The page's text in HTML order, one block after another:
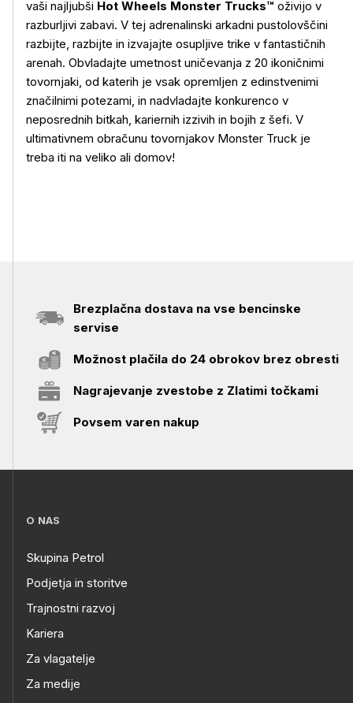
Več o izdelku
vaši najljubši Hot Wheels Monster Trucks™ oživijo v
razburljivi zabavi. V tej adrenalinski arkadni pustolovščini
razbijte, razbijte in izvajajte osupljive trike v fantastičnih
arenah. Obvladajte umetnost uničevanja z 20 ikoničnimi
tovornjaki, od katerih je vsak opremljen z edinstvenimi
značilnimi potezami, in nadvladajte konkurenco v
neposrednih bitkah, kariernih izzivih in bojih z šefi. V
ultimativnem obračunu tovornjakov Monster Truck je
treba iti na veliko ali domov!
Brezplačna dostava na vse bencinske
servise
Možnost plačila do 24 obrokov brez obresti
Nagrajevanje zvestobe z Zlatimi točkami
Povsem varen nakup
O NAS
Skupina Petrol
Podjetja in storitve
Trajnostni razvoj
Kariera
Za vlagatelje
Za medije